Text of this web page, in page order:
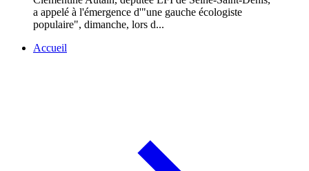
a appelé à l'émergence d'"une gauche écologiste
populaire", dimanche, lors d...
Accueil